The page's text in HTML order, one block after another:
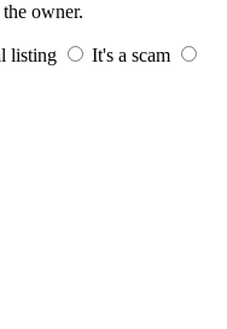
owner.
listing
It's a scam